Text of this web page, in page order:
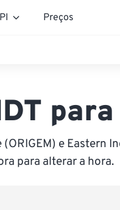
Preços
para
e Eastern
para alterar a hora.